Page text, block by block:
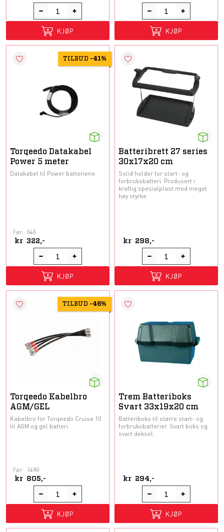
KJØP KJØP
TILBUD -41%
Torqeedo Datakabel
Power 5 meter
Datakabel til Power batteriene.
Før: 545
kr 322,-
KJØP
Batteribrett 27 series
30x17x20 cm
Solid holder for start- og
forbruksbatteri. Produsert i
kraftig spesialplast med meget
høy styrke.
kr 298,-
KJØP
TILBUD -46%
Torqeedo Kabelbro
AGM/GEL
Kabelbro for Torqeedo Cruise 10
til AGM og gel batteri.
Før: 1490
kr 805,-
KJØP
Trem Batteriboks
Svart 33x19x20 cm
Batteriboks til større start- og
forbruksbatterier. Svart boks og
svart deksel.
kr 294,-
KJØP